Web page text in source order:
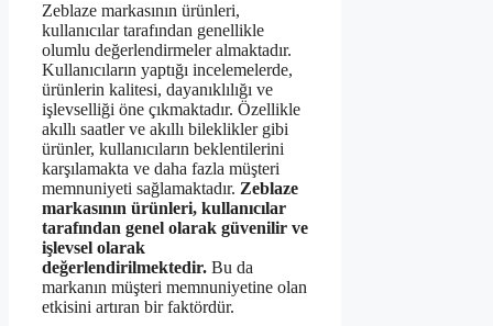
Zeblaze markasının ürünleri,
kullanıcılar tarafından genellikle
olumlu değerlendirmeler almaktadır.
Kullanıcıların yaptığı incelemelerde,
ürünlerin kalitesi, dayanıklılığı ve
işlevselliği öne çıkmaktadır. Özellikle
akıllı saatler ve akıllı bileklikler gibi
ürünler, kullanıcıların beklentilerini
karşılamakta ve daha fazla müşteri
memnuniyeti sağlamaktadır. Zeblaze
markasının ürünleri, kullanıcılar
tarafından genel olarak güvenilir ve
işlevsel olarak
değerlendirilmektedir. Bu da
markanın müşteri memnuniyetine olan
etkisini artıran bir faktördür.